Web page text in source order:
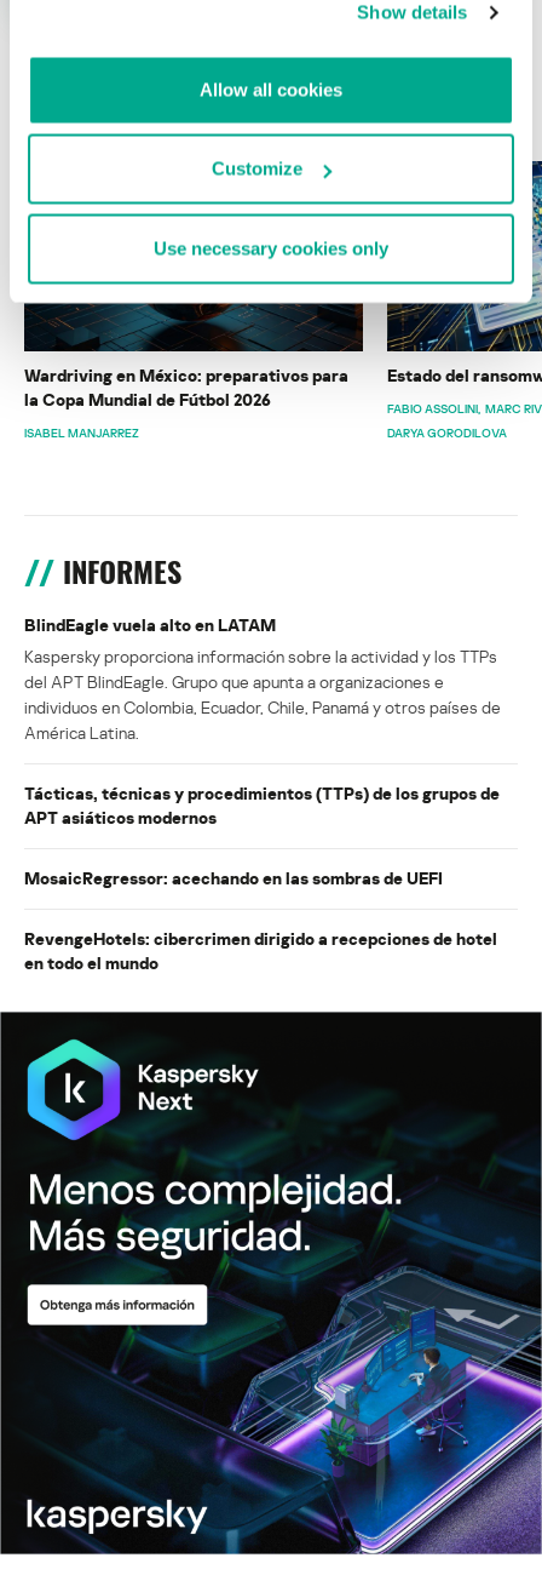
Show details
Allow all cookies
Customize
Use necessary cookies only
ÚLTIMAS PUBLICACIONES
Wardriving en México: preparativos para
la Copa Mundial de Fútbol 2026
ISABEL MANJARREZ
Estado del
FABIO ASSOLINI MARC
DARYA GORODILOVA
INFORMES
BlindEagle vuela alto en LATAM
Kaspersky proporciona información sobre la actividad y los TTPs
del APT BlindEagle. Grupo que apunta a organizaciones e
individuos en Colombia, Ecuador, Chile, Panamá y otros países de
América Latina.
Tácticas, técnicas y procedimientos (TTPs) de los grupos de
APT asiáticos modernos
MosaicRegressor: acechando en las sombras de UEFI
RevengeHotels: cibercrimen dirigido a recepciones de hotel
en todo el mundo